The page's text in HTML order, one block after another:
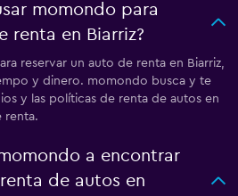
momondo para
renta en Biarriz?
reservar un auto de renta en Biarriz,
y dinero. momondo busca y te
y las políticas de renta de autos en
renta.
a encontrar
de autos en